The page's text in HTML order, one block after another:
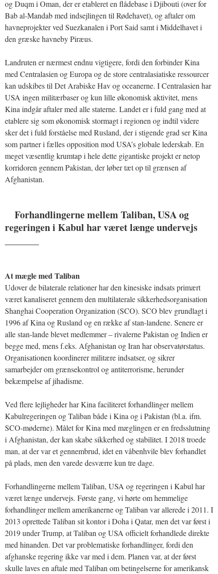
og Duqm i Oman, der er etableret en flådebase i Djibouti (over for
Bab al-Mandab med indsejlingen til Rødehavet), og aftaler om
havneprojekter ved Suezkanalen i Port Said samt i Middelhavet i
den græske havneby Piræus.
Landruten er nærmest endnu vigtigere, fordi den forbinder Kina
med Centralasien og Europa og de store centralasiatiske ressourcer
kan udskibes til Det Arabiske Hav og oceanerne. I Centralasien har
USA ingen militærbaser og kun lille økonomisk aktivitet, mens
Kina indgår aftaler med alle staterne. Landet er i fuld gang med at
etablere sig som økonomisk stormagt i regionen og indtil videre
sker det i fuld forståelse med Rusland, der i stigende grad ser Kina
som partner i fælles opposition mod USA’s globale lederskab. En
meget væsentlig krumtap i hele dette gigantiske projekt er netop
korridoren gennem Pakistan, der løber tæt op til grænsen af
Afghanistan.
Forhandlingerne mellem Taliban, USA og
regeringen i Kabul har været længe undervejs
At mægle med Taliban
Udover de bilaterale relationer har den kinesiske indsats primært
været kanaliseret gennem den multilaterale sikkerhedsorganisation
Shanghai Cooperation Organization (SCO). SCO blev grundlagt i
1996 af Kina og Rusland og en række af stan-landene. Senere er
alle stan-lande blevet medlemmer – rivalerne Pakistan og Indien er
begge med, mens f.eks. Afghanistan og Iran har observatørstatus.
Organisationen koordinerer militære indsatser, og sikrer
samarbejder om grænsekontrol og antiterrorisme, herunder
bekæmpelse af jihadisme.
Ved flere lejligheder har Kina faciliteret forhandlinger mellem
Kabulregeringen og Taliban både i Kina og i Pakistan (bl.a. ifm.
SCO-møderne). Målet for Kina med mæglingen er en fredsslutning
i Afghanistan, der kan skabe sikkerhed og stabilitet. I 2018 troede
man, at der var et gennembrud, idet en våbenhvile blev forhandlet
på plads, men den varede desværre kun tre dage.
Forhandlingerne mellem Taliban, USA og regeringen i Kabul har
været længe undervejs. Første gang, vi hørte om hemmelige
forhandlinger mellem amerikanerne og Taliban var allerede i 2011. I
2013 oprettede Taliban sit kontor i Doha i Qatar, men det var først i
2019 under Trump, at Taliban og USA officielt forhandlede direkte
med hinanden. Det var problematiske forhandlinger, fordi den
afghanske regering ikke var med i dem. Planen var, at der først
skulle laves en aftale med Taliban om betingelserne for amerikansk